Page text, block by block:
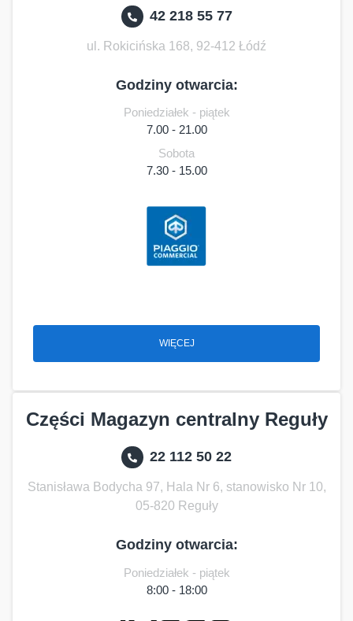
42 218 55 77
ul. Rokicińska 168, 92-412 Łódź
Godziny otwarcia:
Poniedziałek - piątek
7.00 - 21.00
Sobota
7.30 - 15.00
WIĘCEJ
Części Magazyn centralny Reguły
22 112 50 22
Stanisława Bodycha 97, Hala Nr 6, stanowisko Nr 10,
05-820 Reguły
Godziny otwarcia:
Poniedziałek - piątek
8:00 - 18:00